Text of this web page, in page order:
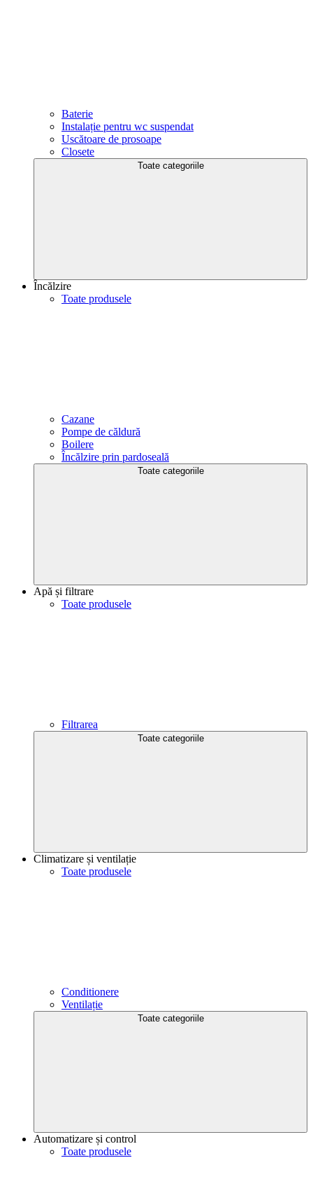
Baterie
Instalație pentru wc suspendat
Uscătoare de prosoape
Closete
Toate categoriile
Încălzire
Toate produsele
Cazane
Pompe de căldură
Boilere
Încălzire prin pardoseală
Toate categoriile
Apă și filtrare
Toate produsele
Filtrarea
Toate categoriile
Climatizare și ventilație
Toate produsele
Conditionere
Ventilație
Toate categoriile
Automatizare și control
Toate produsele